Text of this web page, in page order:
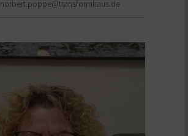
norbert.poppe@transformhaus.de